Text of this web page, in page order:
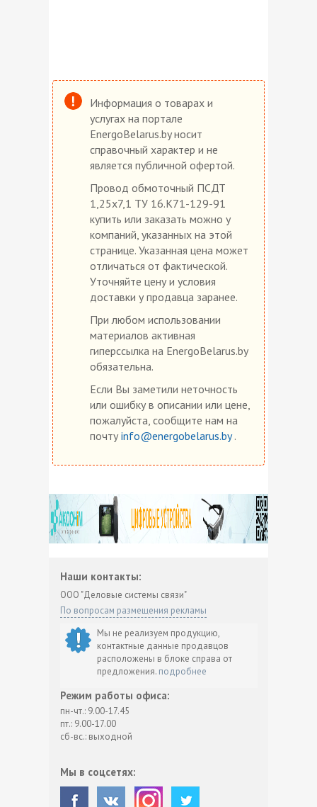
Информация о товарах и
услугах на портале
EnergoBelarus.by носит
справочный характер и не
является публичной офертой.
Провод обмоточный ПСДТ
1,25х7,1 ТУ 16.К71-129-91
купить или заказать можно у
компаний, указанных на этой
странице. Указанная цена может
отличаться от фактической.
Уточняйте цену и условия
доставки у продавца заранее.
При любом использовании
материалов активная
гиперссылка на EnergoBelarus.by
обязательна.
Если Вы заметили неточность
или ошибку в описании или цене,
пожалуйста, сообщите нам на
почту info@energobelarus.by.
Наши контакты:
ООО "Деловые системы связи"
По вопросам размещения рекламы
Мы не реализуем продукцию,
контактные данные продавцов
расположены в блоке справа от
предложения. подробнее
Режим работы офиса:
пн-чт.: 9.00-17.45
пт.: 9.00-17.00
сб-вс.: выходной
Мы в соцсетях: